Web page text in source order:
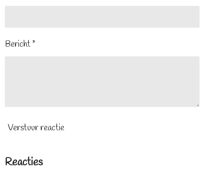
Bericht *
Verstuur reactie
Reacties